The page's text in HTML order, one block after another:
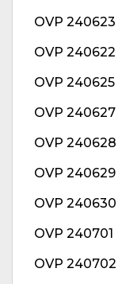
OVP 240623
OVP 240622
OVP 240625
OVP 240627
OVP 240628
OVP 240629
OVP 240630
OVP 240701
OVP 240702